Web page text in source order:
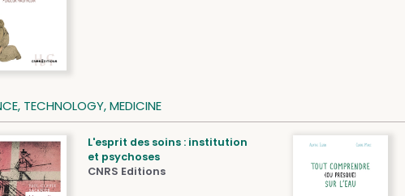
TECHNOLOGY, MEDICINE
L'esprit des soins : institution
et psychoses
CNRS Editions